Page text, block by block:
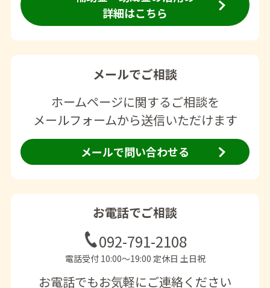
詳細はこちら
メールでご相談
ホームページに関するご相談を
メールフォームから送信いただけます
メールで問い合わせる
お電話でご相談
092-791-2108
電話受付 10:00〜19:00 定休日 土日祝
お電話でもお気軽にご連絡ください